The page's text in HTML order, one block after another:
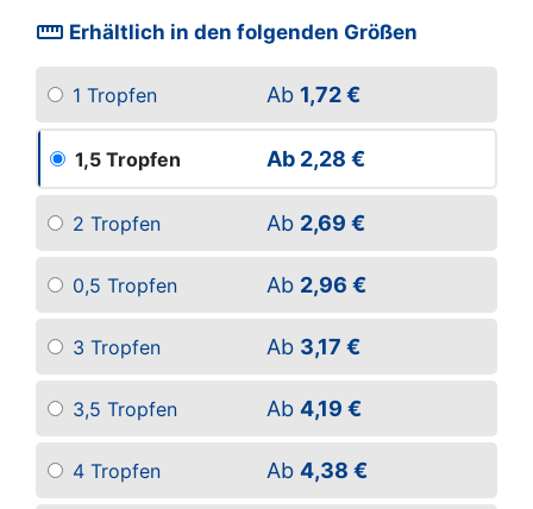
straighten Erhältlich in den folgenden Größen
1 Tropfen Ab 1,72 €
1,5 Tropfen Ab 2,28 €
2 Tropfen Ab 2,69 €
0,5 Tropfen Ab 2,96 €
3 Tropfen Ab 3,17 €
3,5 Tropfen Ab 4,19 €
4 Tropfen Ab 4,38 €